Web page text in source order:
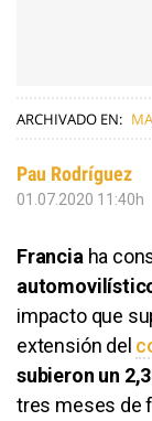
ARCHIVADO EN:
Pau Rodríguez
01.07.2020 11:40h
Francia ha
impacto que
extensión del
subieron un
tres meses de